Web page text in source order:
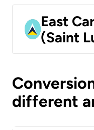
East
(Saint
different